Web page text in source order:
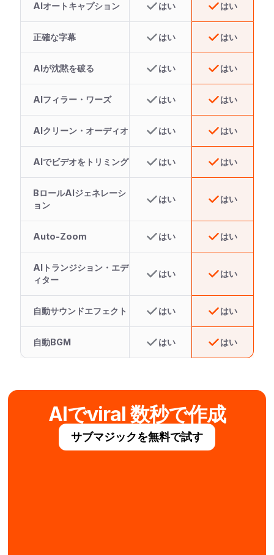
AIオートキャプション はい はい
正確な字幕 はい はい
AIが沈黙を破る はい はい
AIフィラー・ワーズ はい はい
AIクリーン・オーディオ はい はい
AIでビデオをトリミング はい はい
BロールAIジェネレーシ
ョン
はい はい
Auto-Zoom はい はい
AIトランジション・エデ
ィター
はい はい
自動サウンドエフェクト はい はい
自動BGM はい はい
AIでviral 数秒で作成
サブマジックを無料で試す